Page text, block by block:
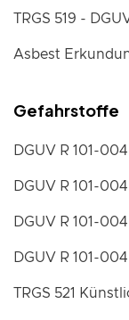
TRGS 519 -
Asbest
Gefahrstoffe
DGUV R 101-
DGUV R 101-
DGUV R 101-
DGUV R 101-
TRGS 521